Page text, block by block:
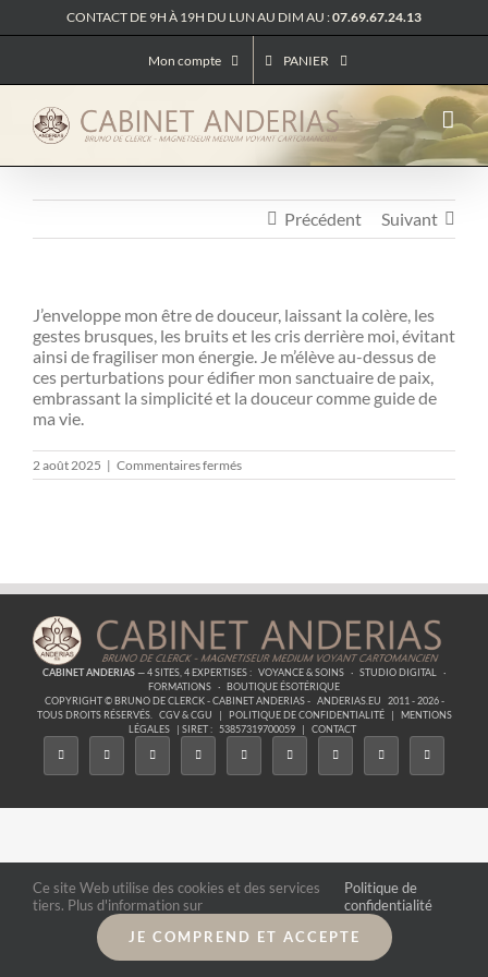
au
CONTACT DE 9H À 19H DU LUN AU DIM AU :07.69.67.24.13
Mon compte PANIER
Précédent Suivant
J’enveloppe mon être de douceur, laissant la colère, les
gestes brusques, les bruits et les cris derrière moi, évitant
ainsi de fragiliser mon énergie. Je m’élève au-dessus de
ces perturbations pour édifier mon sanctuaire de paix,
embrassant la simplicité et la douceur comme guide de
ma vie.
2 août 2025 | Commentaires ferméssur
Messages
CABINET ANDERIAS— 4 SITES, 4 EXPERTISES : VOYANCE & SOINS · STUDIO DIGITAL
·
FORMATIONS · BOUTIQUE ÉSOTÉRIQUE
COPYRIGHT © BRUNO DE CLERCK - CABINET ANDERIAS - ANDERIAS.EU
2011 - 2026 -
TOUS DROITS RÉSERVÉS.
CGV & CGU | POLITIQUE DE CONFIDENTIALITÉ |
MENTIONS
LÉGALES
| SIRET : 53857319700059 | CONTACT
Ce site Web utilise des cookies et des services
tiers. Plus d'information sur
Politique de
confidentialité
JE COMPREND ET ACCEPTE